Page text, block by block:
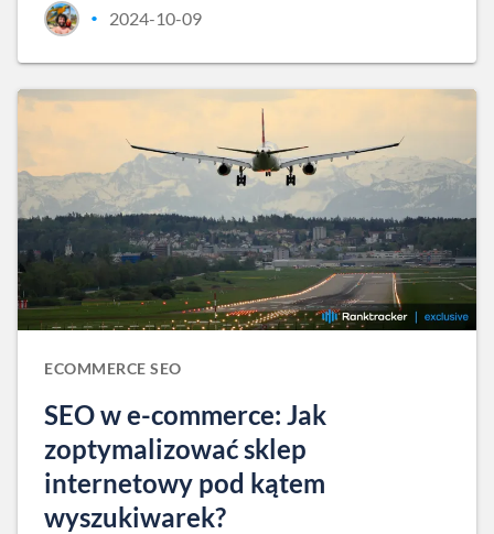
• 2024-10-09
ECOMMERCE SEO
SEO w e-commerce: Jak
zoptymalizować sklep
internetowy pod kątem
wyszukiwarek?